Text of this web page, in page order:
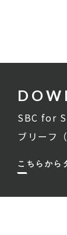
SBC for
ブリーフ
こちらから